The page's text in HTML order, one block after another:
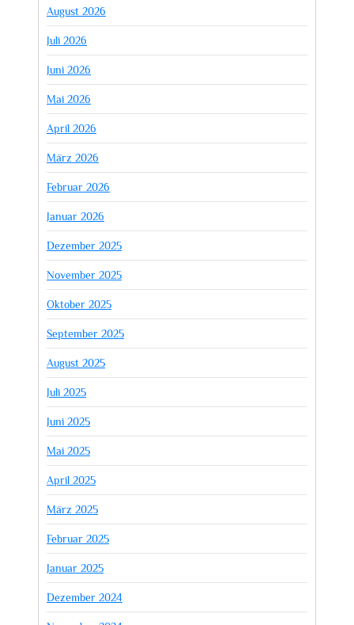
August 2026
Juli 2026
Juni 2026
Mai 2026
April 2026
März 2026
Februar 2026
Januar 2026
Dezember 2025
November 2025
Oktober 2025
September 2025
August 2025
Juli 2025
Juni 2025
Mai 2025
April 2025
März 2025
Februar 2025
Januar 2025
Dezember 2024